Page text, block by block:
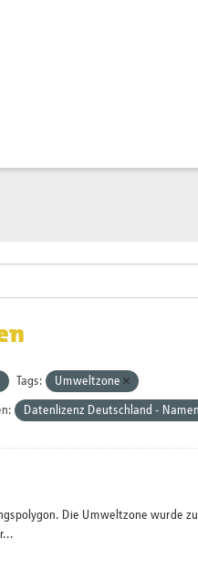
Tags: Umweltzone
Datenlizenz Deutschland -
Die Umweltzone wurde